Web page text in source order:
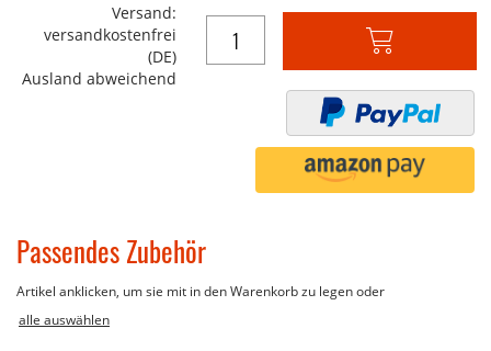
Versand:
versandkostenfrei
(DE)
Ausland abweichend
In
den
Warenkorb
Passendes Zubehör
Artikel anklicken, um sie mit in den Warenkorb zu legen oder
alle auswählen